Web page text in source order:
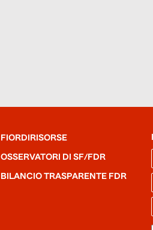
FIORDIRISORSE
OSSERVATORI DI SF/FDR
BILANCIO TRASPARENTE FDR